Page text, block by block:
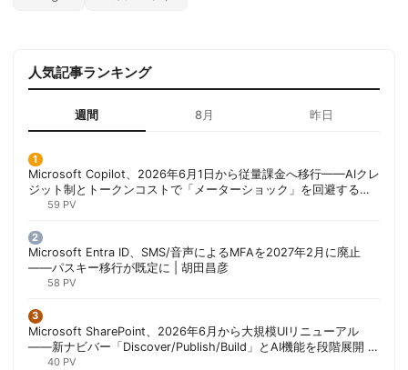
人気記事ランキング
週間 8月 昨日
Microsoft Copilot、2026年6月1日から従量課金へ移行——AIクレ
ジット制とトークンコストで「メーターショック」を回避する方
法 | 胡田昌彦
59 PV
Microsoft Entra ID、SMS/音声によるMFAを2027年2月に廃止
——パスキー移行が既定に | 胡田昌彦
58 PV
Microsoft SharePoint、2026年6月から大規模UIリニューアル
——新ナビバー「Discover/Publish/Build」とAI機能を段階展開 |
胡田昌彦
40 PV